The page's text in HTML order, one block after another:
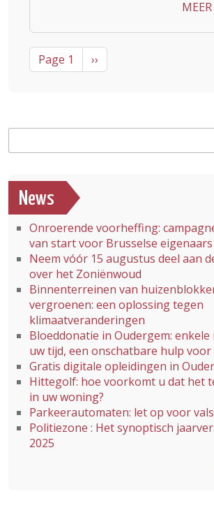
Pagination
Page 1 Next page
››
News
Onroerende voorheffing:
van start voor Brusselse eigenaars
Neem vóór 15 augustus deel aan
over het Zoniënwoud
Binnenterreinen van
vergroenen: een oplossing tegen
klimaatveranderingen
Bloeddonatie in Oudergem:
uw tijd, een onschatbare hulp voor
Gratis digitale opleidingen in
Hittegolf: hoe voorkomt u dat het
in uw woning?
Parkeerautomaten: let op voor
Politiezone : Het synoptisch
2025